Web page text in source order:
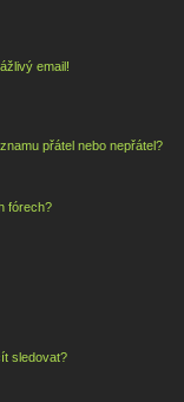
email!
přátel nebo nepřátel?
fórech?
sledovat?